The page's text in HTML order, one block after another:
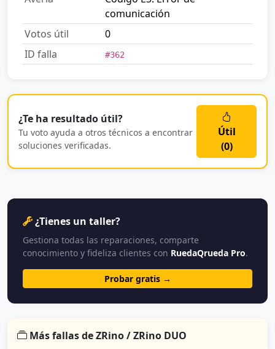
comunicación
Votos útil
0
ID falla
#362
¿Te ha resultado útil?
Tu voto ayuda a otros técnicos a encontrar
soluciones verificadas.
Útil
(0)
¿Tienes un taller?
Gestiona todas las reparaciones, comparte
conocimiento y fideliza clientes con RuedaQrueda Pro.
Probar gratis →
Más fallas de ZRino / ZRino DUO